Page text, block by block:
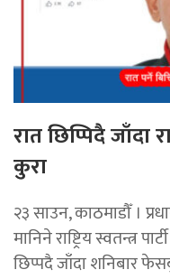
रात छिप्पिदै
कुरा
२३ साउन, काठमाडौँ ।
मानिने राष्ट्रिय स्वतन्त्र
छिप्पदै जाँदा शनिबार